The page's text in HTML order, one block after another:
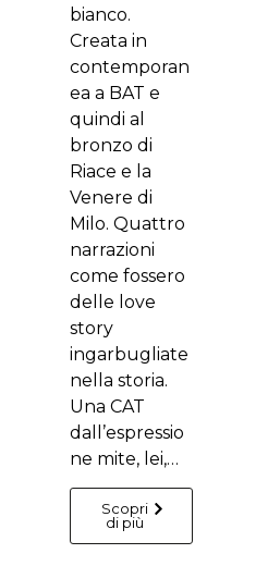
bianco.
Creata in
contemporan
ea a BAT e
quindi al
bronzo di
Riace e la
Venere di
Milo. Quattro
narrazioni
come fossero
delle love
story
ingarbugliate
nella storia.
Una CAT
dall’espressio
ne mite, lei,…
Scopri
di più